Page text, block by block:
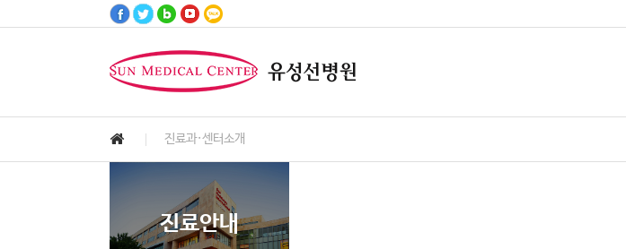
진료예약
Reservation
온라인·전화 예약
외국인 환자
진료안내
Medical Information
진료과·센터소개
입원진료 안내
간호간병 통합서
건강정보
Health Information
선병원 건강칼럼
고객서비스
Customer Services
업무안내
환자경험평가(
병원소식
Notice & News
선병원 소식
인턴 채용 안내
병원안내
Hospital Information
병원소개
첨단의료장비병원 둘러보기
진료과·센터소개
진료안내